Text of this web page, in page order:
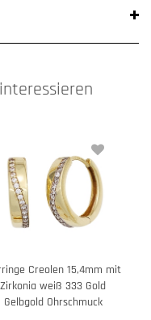
Creolen 15,4mm mit
Zirkonia weiß 333 Gold
Gelbgold Ohrschmuck